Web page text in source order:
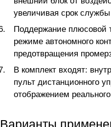
увеличивая срок
Поддержание плюсовой
режиме автономного
предотвращения
В комплект входят:
пульт дистанционного
отображением
Варианты